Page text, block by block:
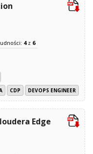
4z 6
CDP DEVOPS ENGINEER
Edge